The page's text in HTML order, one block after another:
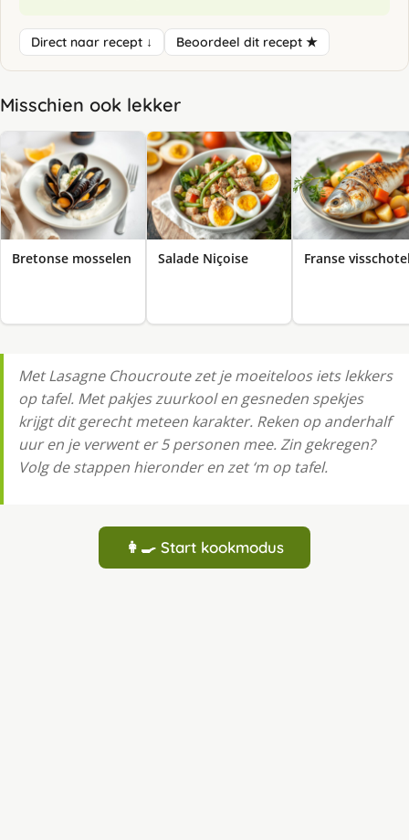
Direct naar recept ↓ Beoordeel dit recept ★
Misschien ook lekker
Bretonse mosselen Salade Niçoise Franse
Met Lasagne Choucroute zet je moeiteloos iets lekkers
op tafel. Met pakjes zuurkool en gesneden spekjes
krijgt dit gerecht meteen karakter. Reken op anderhalf
uur en je verwent er 5 personen mee. Zin gekregen?
Volg de stappen hieronder en zet ‘m op tafel.
👩‍🍳 Start kookmodus